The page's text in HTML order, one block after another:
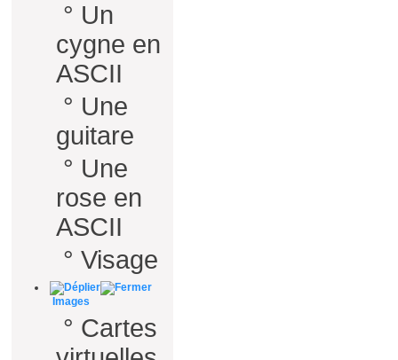
° Un
cygne en
ASCII
° Une
guitare
° Une
rose en
ASCII
° Visage
Images
° Cartes